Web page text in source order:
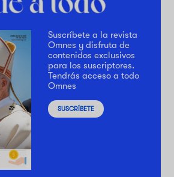
Suscríbete a la revista
Omnes y disfruta de
contenidos exclusivos
para los suscriptores.
Tendrás acceso a todo
Omnes
SUSCRÍBETE